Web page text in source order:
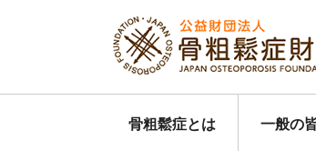
骨粗鬆症とは 一般の